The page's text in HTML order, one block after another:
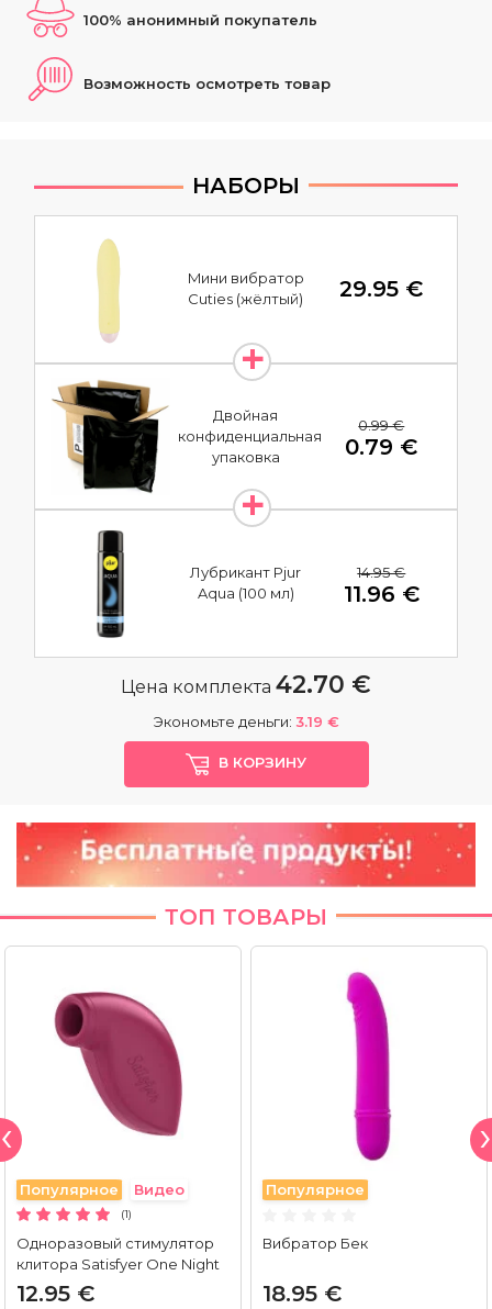
100% анонимный покупатель
Возможность осмотреть товар
НАБОРЫ
Mини вибратор
Cuties (жёлтый)
29.95 €
Двойная
конфиденциальная
упаковка
0.99 €
0.79 €
Лубрикант Pjur
Aqua (100 мл)
14.95 €
11.96 €
Цена комплекта 42.70 €
Экономьте деньги: 3.19 €
В КОРЗИНУ
ТОП ТОВАРЫ
Популярное Видео
(1)
Одноразовый стимулятор
клитора Satisfyer One Night
Stand
12.95 €
Популярное
Вибратор Бек
18.95 €